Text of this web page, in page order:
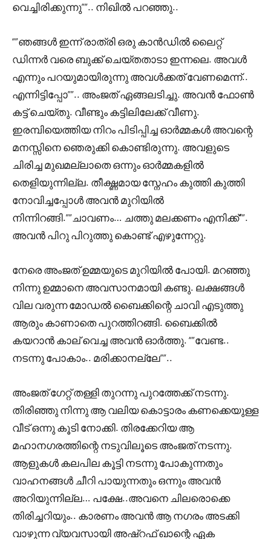
വെച്ചിരിക്കുന്നു””.. നിഖിൽ പറഞ്ഞു..
“”ഞങ്ങൾ ഇന്ന് രാത്രി ഒരു കാൻഡിൽ ലൈറ്റ്
ഡിന്നർ വരെ ബുക്ക്‌ ചെയ്തതാടാ ഇന്നലെ. അവൾ
എന്നും പറയുമായിരുന്നു അവൾക്കത് വേണമെന്ന്..
എന്നിട്ടിപ്പോ””.. അംജത് ഏങ്ങലടിച്ചു. അവൻ ഫോൺ
കട്ട് ചെയ്തു. വീണ്ടും കട്ടിലിലേക്ക് വീണു.
ഇരമ്പിയെത്തിയ നിറം പിടിപ്പിച്ച ഓർമ്മകൾ അവന്റെ
മനസ്സിനെ ഞെരുക്കി കൊണ്ടിരുന്നു. അവളുടെ
ചിരിച്ച മുഖമല്ലാതെ ഒന്നും ഓർമ്മകളിൽ
തെളിയുന്നില്ല. തീക്ഷ്ണമായ സ്നേഹം കുത്തി കുത്തി
നോവിച്ചപ്പോൾ അവൻ മുറിയിൽ
നിന്നിറങ്ങി.””ചാവണം… ചത്തു മലക്കണം എനിക്ക്””.
അവൻ പിറു പിറുത്തു കൊണ്ട് എഴുന്നേറ്റു.
നേരെ അംജത് ഉമ്മയുടെ മുറിയിൽ പോയി. മറഞ്ഞു
നിന്നു ഉമ്മാനെ അവസാനമായി കണ്ടു. ലക്ഷങ്ങൾ
വില വരുന്ന മോഡൽ ബൈക്കിന്റെ ചാവി എടുത്തു
ആരും കാണാതെ പുറത്തിറങ്ങി. ബൈക്കിൽ
കയറാൻ കാല് വെച്ച അവൻ ഓർത്തു. “”വേണ്ട..
നടന്നു പോകാം.. മരിക്കാനല്ലേ””..
അംജത് ഗേറ്റ് തള്ളി തുറന്നു പുറത്തേക്ക് നടന്നു.
തിരിഞ്ഞു നിന്നു ആ വലിയ കൊട്ടാരം കണക്കെയുള്ള
വീട് ഒന്നു കൂടി നോക്കി. തിരക്കേറിയ ആ
മഹാനഗരത്തിന്റെ നടുവിലൂടെ അംജത് നടന്നു.
ആളുകൾ കലപില കൂട്ടി നടന്നു പോകുന്നതും
വാഹനങ്ങൾ ചീറി പായുന്നതും ഒന്നും അവൻ
അറിയുന്നില്ല… പക്ഷേ..അവനെ ചിലരൊക്കെ
തിരിച്ചറിയും.. കാരണം അവൻ ആ നഗരം അടക്കി
വാഴുന്ന വ്യവസായി അഷ്‌റഫ്‌ ഖാന്റെ ഏക